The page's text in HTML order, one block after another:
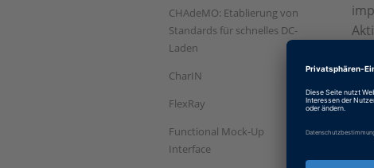
CHAdeMO: Etablierung von
Standards für schnelles DC-
Laden
CharIN
FlexRay
Functional Mock-Up
Interface